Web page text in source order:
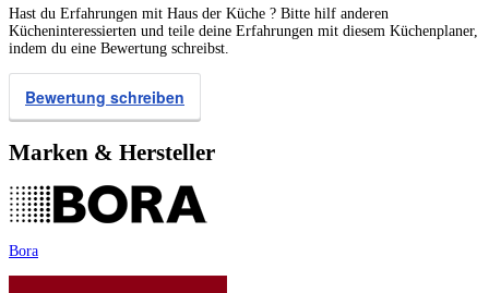
Hast du Erfahrungen mit Haus der Küche ? Bitte hilf anderen
Kücheninteressierten und teile deine Erfahrungen mit diesem Küchenplaner,
indem du eine Bewertung schreibst.
Bewertung schreiben
Marken & Hersteller
Bora